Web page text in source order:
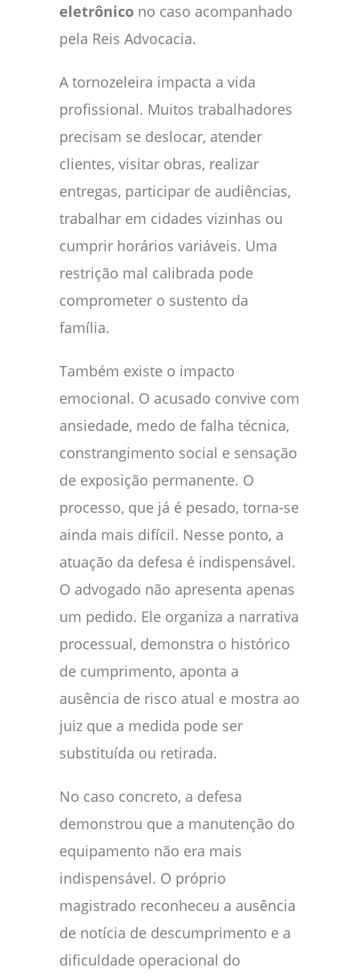
eletrônico no caso acompanhado
pela Reis Advocacia.
A tornozeleira impacta a vida
profissional. Muitos trabalhadores
precisam se deslocar, atender
clientes, visitar obras, realizar
entregas, participar de audiências,
trabalhar em cidades vizinhas ou
cumprir horários variáveis. Uma
restrição mal calibrada pode
comprometer o sustento da
família.
Também existe o impacto
emocional. O acusado convive com
ansiedade, medo de falha técnica,
constrangimento social e sensação
de exposição permanente. O
processo, que já é pesado, torna-se
ainda mais difícil. Nesse ponto, a
atuação da defesa é indispensável.
O advogado não apresenta apenas
um pedido. Ele organiza a narrativa
processual, demonstra o histórico
de cumprimento, aponta a
ausência de risco atual e mostra ao
juiz que a medida pode ser
substituída ou retirada.
No caso concreto, a defesa
demonstrou que a manutenção do
equipamento não era mais
indispensável. O próprio
magistrado reconheceu a ausência
de notícia de descumprimento e a
dificuldade operacional do